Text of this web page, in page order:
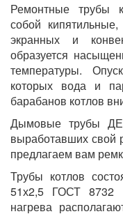
Ремонтные трубы
собой
экранных и
образуется
температуры.
которых вода и
барабанов котлов
Дымовые трубы
выработавших свой
предлагаем вам
Трубы котлов
51х2,5 ГОСТ 8732
нагрева